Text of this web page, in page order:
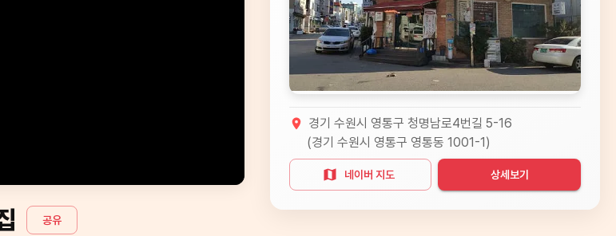
공유
경기 수원시 영통구 청명남로4번길 5-16
(경기 수원시 영통구 영통동 1001-1 )
네이버 지도 상세보기